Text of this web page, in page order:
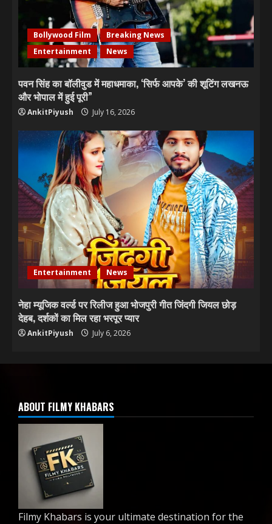
Bollywood Film
Breaking News
Entertainment
News
पवन सिंह का बॉलीवुड में महाधमाका, ‘सिर्फ आपके’ की शूटिंग लखनऊ
और भोपाल में हुई पूरी”
AnkitPiyush July 16, 2026
Entertainment News
नेहा म्यूजिक वर्ल्ड पर रिलीज हुआ भोजपुरी गीत जिंदगी जियल छोड़
देहब, दर्शकों का मिल रहा भरपूर प्यार
AnkitPiyush July 6, 2026
ABOUT FILMY KHABARS
Filmy Khabars is your ultimate destination for the